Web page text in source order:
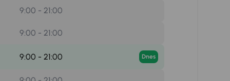
9:00 - 21:00
9:00 - 21:00
9:00 - 21:00 Dnes